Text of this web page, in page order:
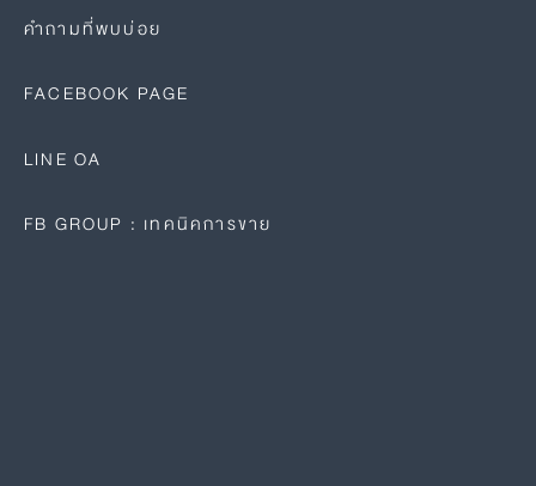
คำถามที่พบบ่อย
FACEBOOK PAGE
LINE OA
FB GROUP : เทคนิคการขาย